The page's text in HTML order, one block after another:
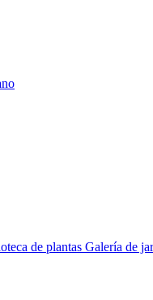
de plantas Galería de